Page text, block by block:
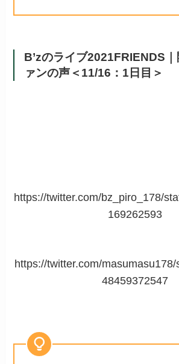
B’zのライブ2021FRIENDS
ァンの声＜11/16：1日目＞
https://twitter.com/bz_piro_178/
169262593
https://twitter.com/
48459372547